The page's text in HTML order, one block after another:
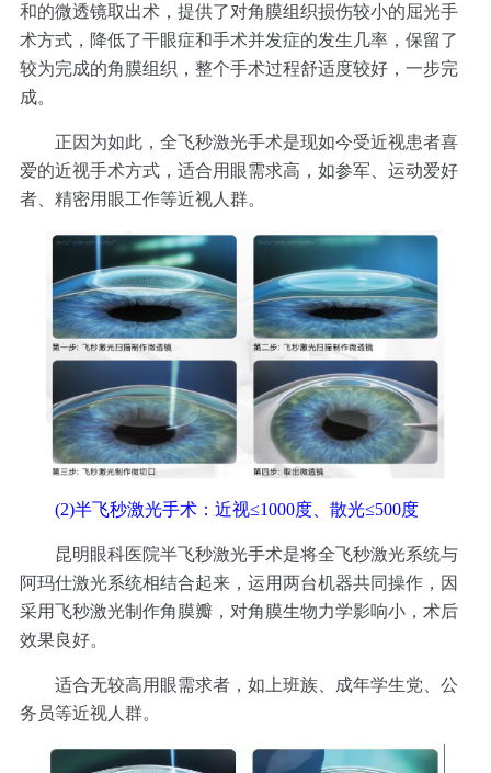
和的微透镜取出术，提供了对角膜组织损伤较小的屈光手
术方式，降低了干眼症和手术并发症的发生几率，保留了
较为完成的角膜组织，整个手术过程舒适度较好，一步完
成。
正因为如此，全飞秒激光手术是现如今受近视患者喜
爱的近视手术方式，适合用眼需求高，如参军、运动爱好
者、精密用眼工作等近视人群。
(2)半飞秒激光手术：近视≤1000度、散光≤500度
昆明眼科医院半飞秒激光手术是将全飞秒激光系统与
阿玛仕激光系统相结合起来，运用两台机器共同操作，因
采用飞秒激光制作角膜瓣，对角膜生物力学影响小，术后
效果良好。
适合无较高用眼需求者，如上班族、成年学生党、公
务员等近视人群。